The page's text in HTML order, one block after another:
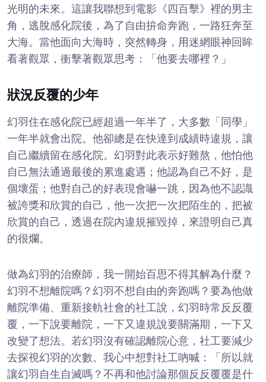
光明的未來。這讓我聯想到電影《四百擊》裡的男主
角，逃脫感化院後，為了自由拚命奔跑，一路狂奔至
大海。當他面向大海時，突然轉身，用迷網眼神回眸
看著觀眾，衝擊著觀眾思考：「他要去哪裡？」
狀況反覆的少年
幻羽住在感化院已經超過一年半了，大多數「同學」
一年半就會出院。他卻總是在快達到成績時違規，讓
自己繼續留在感化院。幻羽對此表示好難熬，他怕他
自己無法通過最後的累進處遇；他認為自己不好，是
個壞蛋；他對自己的好表現會嚇一跳，因為他不認識
被誇獎和欣賞的自己，他一次把一次把陌生的，把被
欣賞的自己，透過在院內違規摧毀掉，來證明自己真
的很爛。
做為幻羽的治療師，我一開始百思不得其解為什麼？
幻羽不想離院嗎？幻羽不想自由的奔跑嗎？要為他做
離院準備、重新接軌社會的社工說，幻羽時常反反覆
覆，一下說要離院，一下又違規說要關滿期，一下又
改變了想法。若幻羽沒有確認離院心意，社工要減少
去探視幻羽的次數。我心中想對社工吶喊：「所以就
讓幻羽自生自滅嗎？不再和他討論那個反反覆覆是什